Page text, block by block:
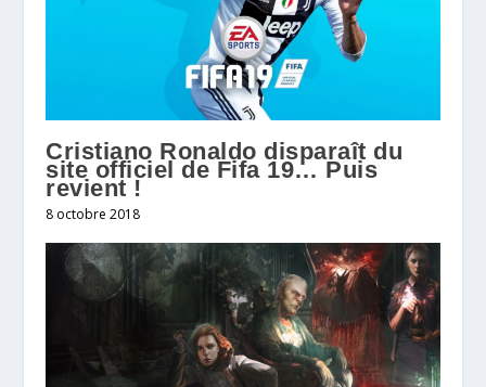
Cristiano Ronaldo disparaît du
site officiel de Fifa 19… Puis
revient !
8 octobre 2018